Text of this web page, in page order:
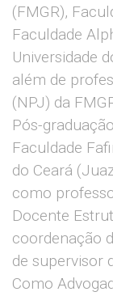
(FMGR),
Faculdade
Universidade
além de
(NPJ) da
Pós-
Faculdade
do Ceará
como
Docente
coordenação
de supervisor
Como